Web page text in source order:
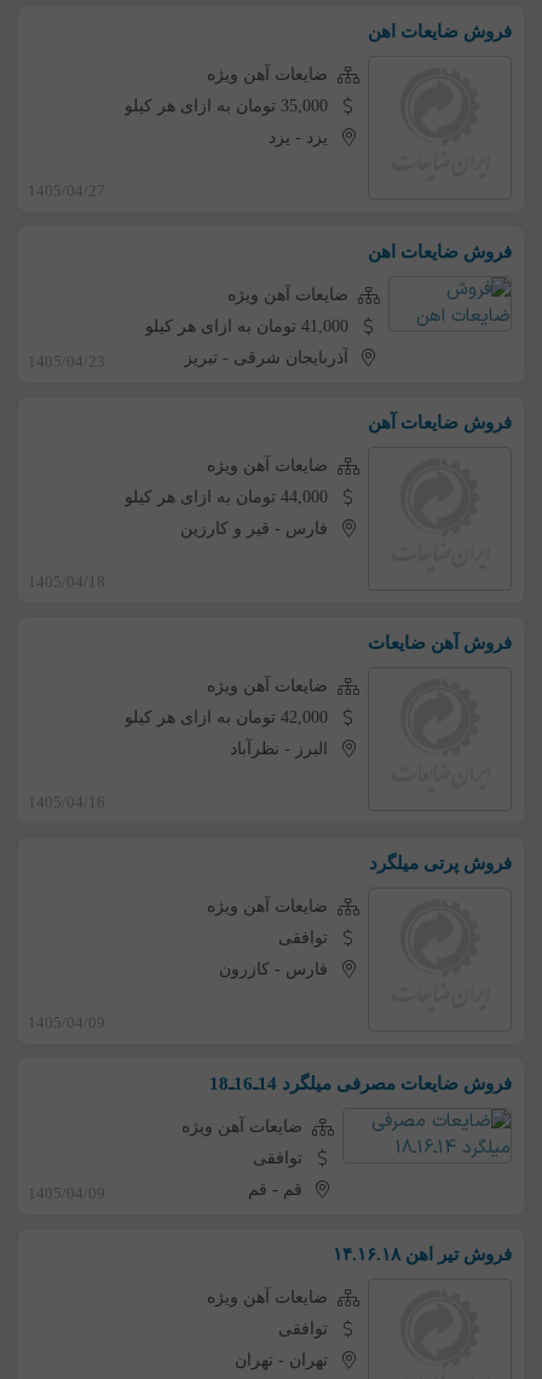
فروش ضایعات اهن
ضایعات آهن ویژه
35,000 تومان به ازای هر کیلو
یزد - یزد
1405/04/27
فروش ضایعات اهن
ضایعات آهن ویژه
41,000 تومان به ازای هر کیلو
آذربایجان شرقی -تبریز 1405/04/23
فروش ضایعات آهن
ضایعات آهن ویژه
44,000 تومان به ازای هر کیلو
فارس - قیر و کارزین
1405/04/18
فروش آهن ضایعات
ضایعات آهن ویژه
42,000 تومان به ازای هر کیلو
البرز - نظرآباد
1405/04/16
فروش پرتی میلگرد
ضایعات آهن ویژه
توافقی
فارس - کازرون
1405/04/09
فروش ضایعات مصرفی میلگرد 14ـ16ـ18
ضایعات آهن ویژه
توافقی
قم - قم 1405/04/09
فروش تیر اهن ۱۴.۱۶.۱۸
ضایعات آهن ویژه
توافقی
تهران - تهران